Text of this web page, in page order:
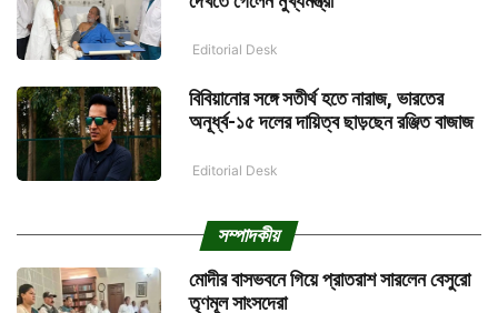
Editorial Desk
বিবিয়ানোর সঙ্গে সতীর্থ হতে নারাজ, ভারতের
অনূর্ধ্ব-১৫ দলের দায়িত্ব ছাড়ছেন রঞ্জিত বাজাজ
Editorial Desk
সম্পাদকীয়
মোদীর বাসভবনে গিয়ে প্রাতরাশ সারলেন বেসুরো
তৃণমূল সাংসদেরা